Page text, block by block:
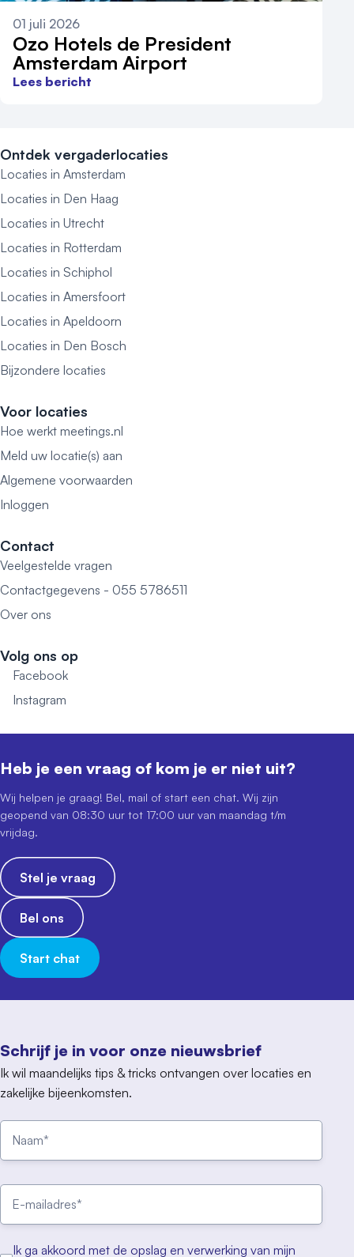
01 juli 2026
Ozo Hotels de President
Amsterdam Airport
Lees bericht
Ontdek vergaderlocaties
Locaties in Amsterdam
Locaties in Den Haag
Locaties in Utrecht
Locaties in Rotterdam
Locaties in Schiphol
Locaties in Amersfoort
Locaties in Apeldoorn
Locaties in Den Bosch
Bijzondere locaties
Voor locaties
Hoe werkt meetings.nl
Meld uw locatie(s) aan
Algemene voorwaarden
Inloggen
Contact
Veelgestelde vragen
Contactgegevens - 055 5786511
Over ons
Volg ons op
Facebook
Instagram
Schrijf je in voor onze nieuwsbrief
Ik wil maandelijks tips & tricks ontvangen over locaties en
zakelijke bijeenkomsten.
Ik ga akkoord met de opslag en verwerking van mijn
Heb je een vraag of kom je er niet uit?
Wij helpen je graag! Bel, mail of start een chat. Wij zijn
geopend van 08:30 uur tot 17:00 uur van maandag t/m
vrijdag.
Stel je vraag
Bel ons
Start chat